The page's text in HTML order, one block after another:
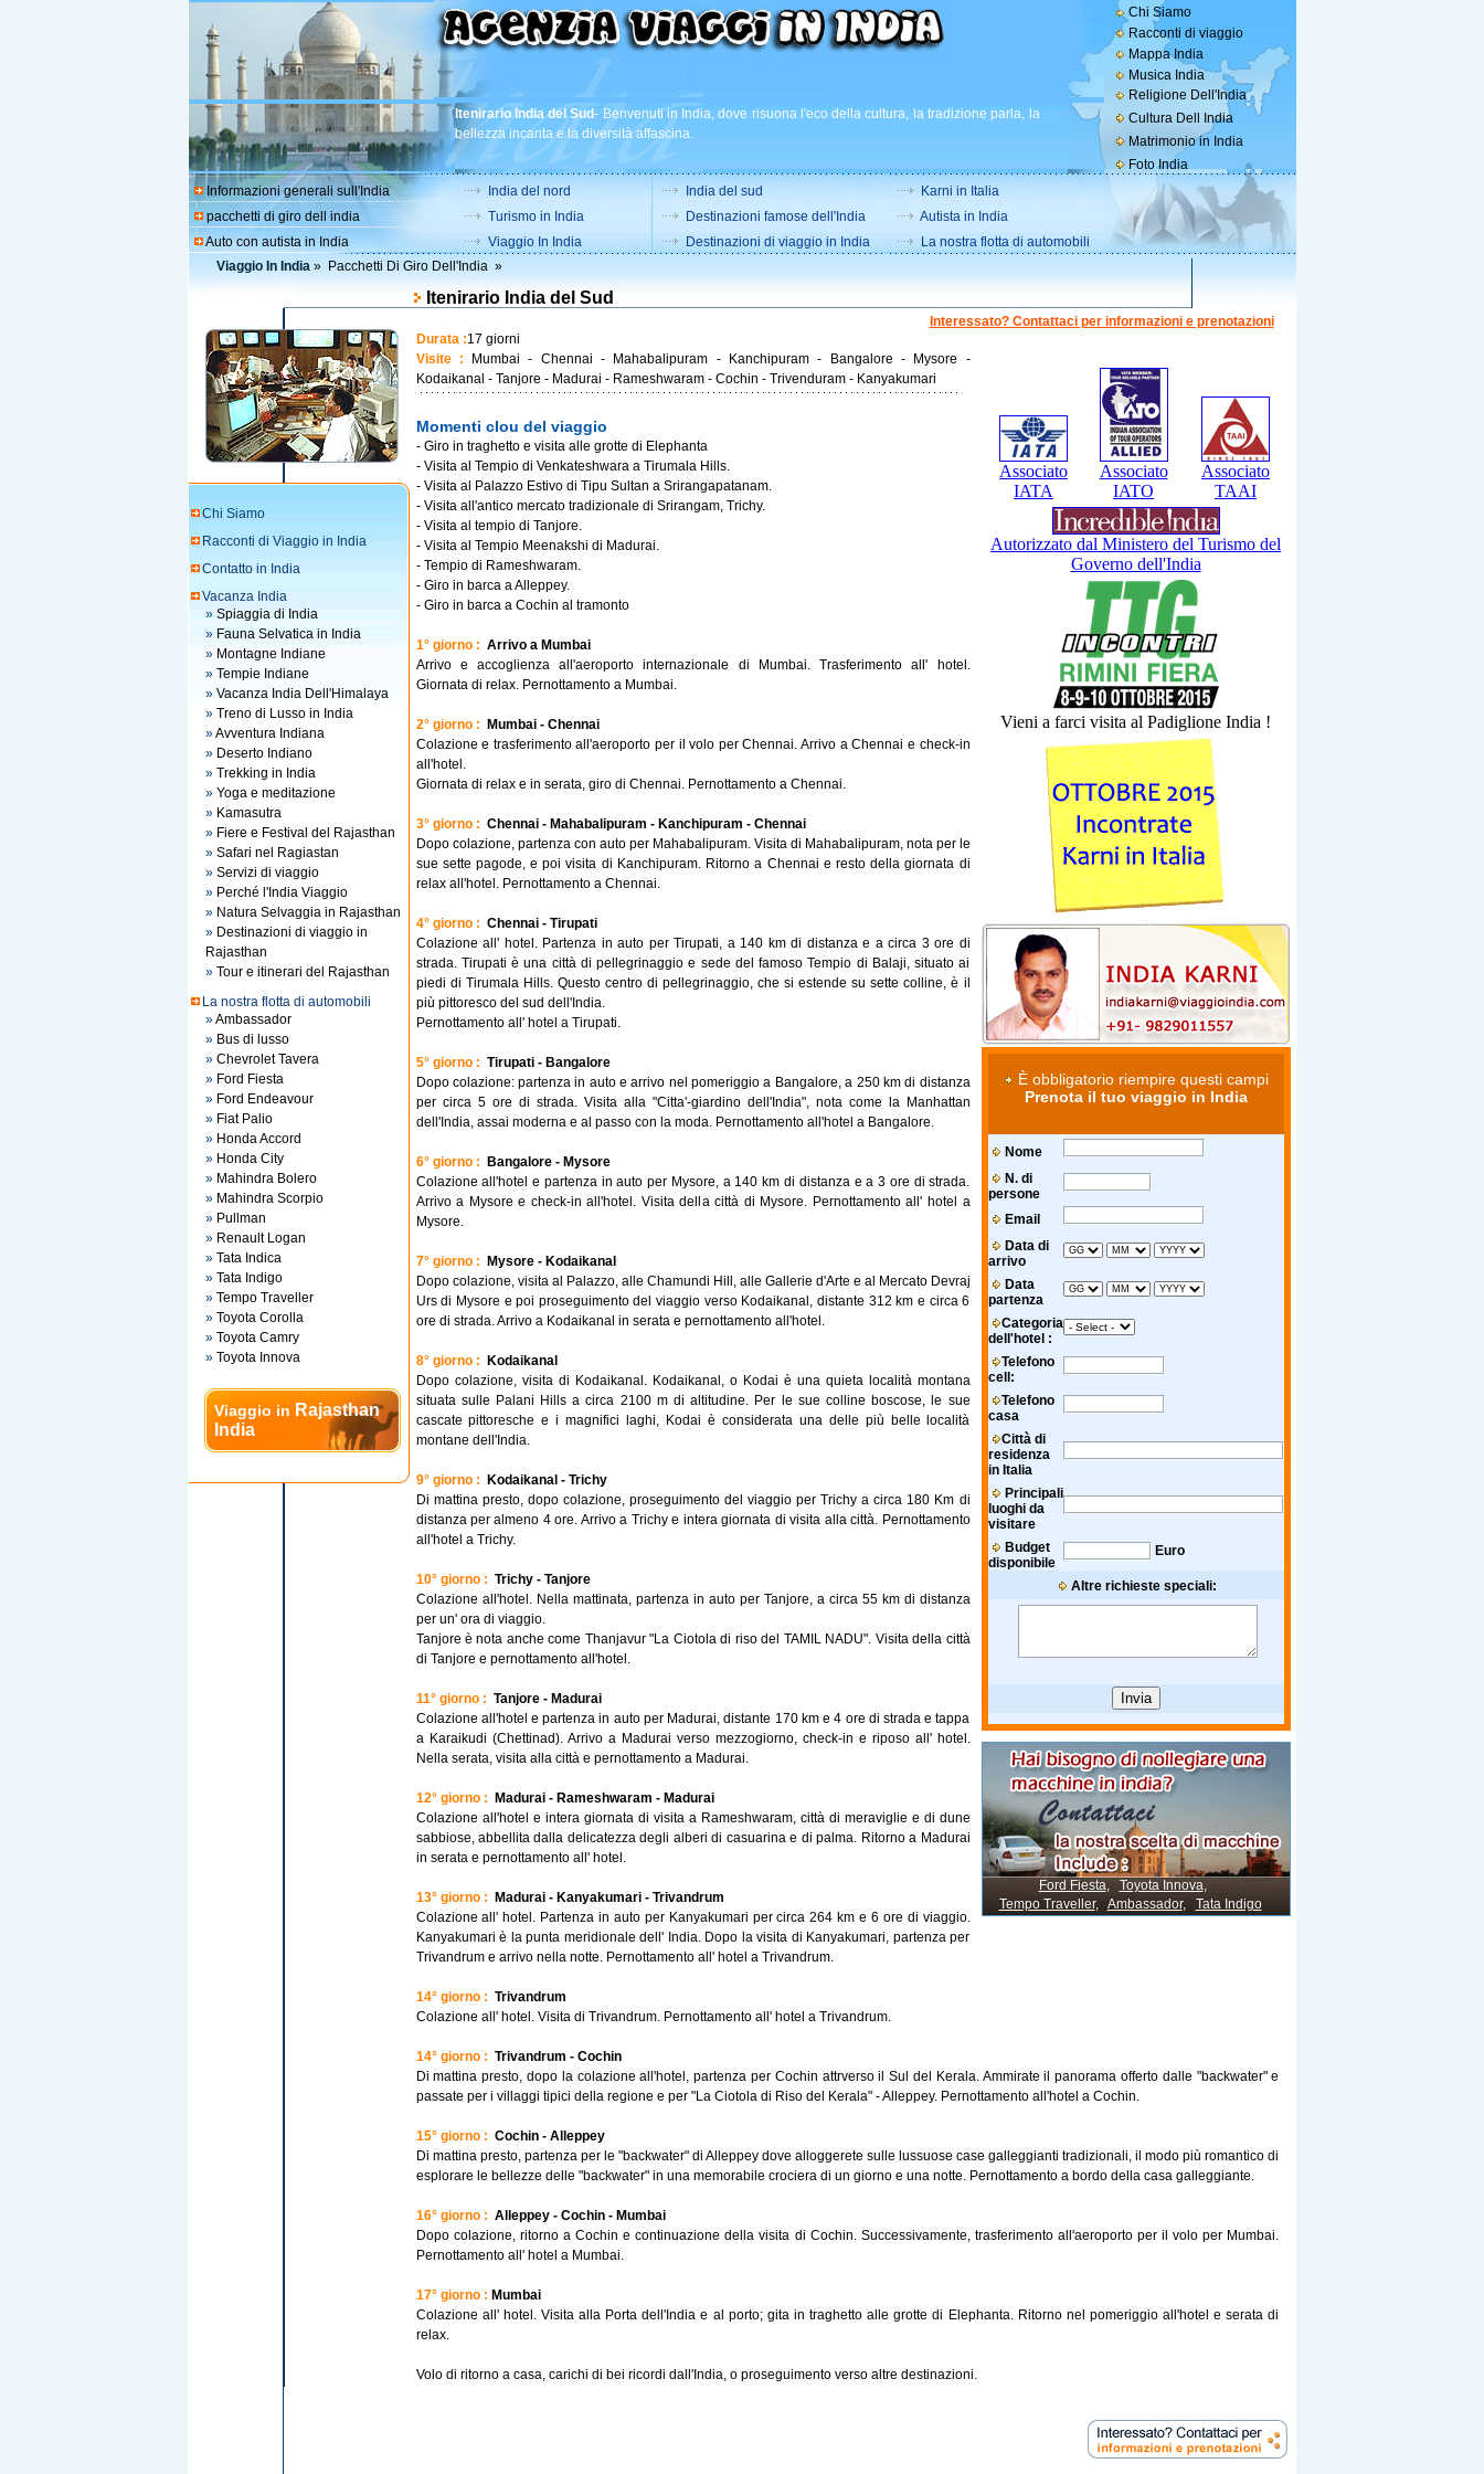
Chi Siamo
Racconti di viaggio
Mappa India
Musica India
Religione Dell'India
Itenirario India del Sud- Benvenuti in India, dove risuona l'eco della cultura, la tradizione parla, la
bellezza incanta e la diversità affascina.
Cultura Dell India
Matrimonio in India
Foto India
Informazioni generali sull'India
pacchetti di giro dell india
Auto con autista in India
India del nord
Turismo in India
Viaggio In India
India del sud
Destinazioni famose dell'India
Destinazioni di viaggio in India
Karni in Italia
Autista in India
La nostra flotta di automobili
Viaggio In India» Pacchetti Di Giro Dell'India»
Itenirario India del Sud
Chi Siamo
Racconti di Viaggio in India
Contatto in India
Vacanza India
» Spiaggia di India
» Fauna Selvatica in India
» Montagne Indiane
» Tempie Indiane
» Vacanza India Dell'Himalaya
» Treno di Lusso in India
»Avventura Indiana
» Deserto Indiano
» Trekking in India
» Yoga e meditazione
» Kamasutra
» Fiere e Festival del Rajasthan
» Safari nel Ragiastan
» Servizi di viaggio
» Perché l'India Viaggio
» Natura Selvaggia in Rajasthan
» Destinazioni di viaggio in
Rajasthan
» Tour e itinerari del Rajasthan
La nostra flotta di automobili
»Ambassador
» Bus di lusso
» Chevrolet Tavera
» Ford Fiesta
» Ford Endeavour
» Fiat Palio
» Honda Accord
» Honda City
» Mahindra Bolero
» Mahindra Scorpio
» Pullman
» Renault Logan
» Tata Indica
» Tata Indigo
» Tempo Traveller
» Toyota Corolla
» Toyota Camry
» Toyota Innova
Viaggio in Rajasthan
India
Interessato? Contattaci per informazioni e prenotazioni
Associato
IATA
Associato
IATO
Associato
TAAI
Autorizzato dal Ministero del Turismo del
Governo dell'India
Vieni a farci visita al Padiglione India !
È obbligatorio riempire questi campi
Prenota il tuo viaggio in India
Nome
N. di
persone
Email
Data di
arrivo
Data
partenza
Categoria
dell'hotel :
Telefono
cell:
Telefono
casa
Città di
residenza
in Italia
Principali
luoghi da
visitare
Budget
disponibile
Euro
Altre richieste speciali:
Ford Fiesta, Toyota Innova,
Tempo Traveller, Ambassador, Tata Indigo
Durata :17 giorni
Visite : Mumbai - Chennai - Mahabalipuram - Kanchipuram - Bangalore - Mysore -
Kodaikanal - Tanjore - Madurai - Rameshwaram - Cochin - Trivenduram - Kanyakumari
Momenti clou del viaggio
- Giro in traghetto e visita alle grotte di Elephanta
- Visita al Tempio di Venkateshwara a Tirumala Hills.
- Visita al Palazzo Estivo di Tipu Sultan a Srirangapatanam.
- Visita all'antico mercato tradizionale di Srirangam, Trichy.
- Visita al tempio di Tanjore.
- Visita al Tempio Meenakshi di Madurai.
- Tempio di Rameshwaram.
- Giro in barca a Alleppey.
- Giro in barca a Cochin al tramonto
1° giorno : Arrivo a Mumbai
Arrivo e accoglienza all'aeroporto internazionale di Mumbai. Trasferimento all' hotel.
Giornata di relax. Pernottamento a Mumbai.
2° giorno :
Mumbai - Chennai
Colazione e trasferimento all'aeroporto per il volo per Chennai. Arrivo a Chennai e check-in
all'hotel.
Giornata di relax e in serata, giro di Chennai. Pernottamento a Chennai.
3° giorno : Chennai - Mahabalipuram - Kanchipuram - Chennai
Dopo colazione, partenza con auto per Mahabalipuram. Visita di Mahabalipuram, nota per le
sue sette pagode, e poi visita di Kanchipuram. Ritorno a Chennai e resto della giornata di
relax all'hotel. Pernottamento a Chennai.
4° giorno : Chennai - Tirupati
Colazione all' hotel. Partenza in auto per Tirupati, a 140 km di distanza e a circa 3 ore di
strada. Tirupati è una città di pellegrinaggio e sede del famoso Tempio di Balaji, situato ai
piedi di Tirumala Hills. Questo centro di pellegrinaggio, che si estende su sette colline, è il
più pittoresco del sud dell'India.
Pernottamento all' hotel a Tirupati.
5° giorno : Tirupati - Bangalore
Dopo colazione: partenza in auto e arrivo nel pomeriggio a Bangalore, a 250 km di distanza
per circa 5 ore di strada. Visita alla "Citta'-giardino dell'India", nota come la Manhattan
dell'India, assai moderna e al passo con la moda. Pernottamento all'hotel a Bangalore.
6° giorno :
Bangalore - Mysore
Colazione all'hotel e partenza in auto per Mysore, a 140 km di distanza e a 3 ore di strada.
Arrivo a Mysore e check-in all'hotel. Visita della città di Mysore. Pernottamento all' hotel a
Mysore.
7° giorno :
Mysore - Kodaikanal
Dopo colazione, visita al Palazzo, alle Chamundi Hill, alle Gallerie d'Arte e al Mercato Devraj
Urs di Mysore e poi proseguimento del viaggio verso Kodaikanal, distante 312 km e circa 6
ore di strada. Arrivo a Kodaikanal in serata e pernottamento all'hotel.
8° giorno :
Kodaikanal
Dopo colazione, visita di Kodaikanal. Kodaikanal, o Kodai è una quieta località montana
situata sulle Palani Hills a circa 2100 m di altitudine. Per le sue colline boscose, le sue
cascate pittoresche e i magnifici laghi, Kodai è considerata una delle più belle località
montane dell'India.
9° giorno :
Kodaikanal - Trichy
Di mattina presto, dopo colazione, proseguimento del viaggio per Trichy a circa 180 Km di
distanza per almeno 4 ore. Arrivo a Trichy e intera giornata di visita alla città. Pernottamento
all'hotel a Trichy.
10° giorno : Trichy - Tanjore
Colazione all'hotel. Nella mattinata, partenza in auto per Tanjore, a circa 55 km di distanza
per un' ora di viaggio.
Tanjore è nota anche come Thanjavur "La Ciotola di riso del TAMIL NADU". Visita della città
di Tanjore e pernottamento all'hotel.
11° giorno : Tanjore - Madurai
Colazione all'hotel e partenza in auto per Madurai, distante 170 km e 4 ore di strada e tappa
a Karaikudi (Chettinad). Arrivo a Madurai verso mezzogiorno, check-in e riposo all' hotel.
Nella serata, visita alla città e pernottamento a Madurai.
12° giorno :
Madurai - Rameshwaram - Madurai
Colazione all'hotel e intera giornata di visita a Rameshwaram, città di meraviglie e di dune
sabbiose, abbellita dalla delicatezza degli alberi di casuarina e di palma. Ritorno a Madurai
in serata e pernottamento all' hotel.
13° giorno :
Madurai - Kanyakumari - Trivandrum
Colazione all' hotel. Partenza in auto per Kanyakumari per circa 264 km e 6 ore di viaggio.
Kanyakumari è la punta meridionale dell' India. Dopo la visita di Kanyakumari, partenza per
Trivandrum e arrivo nella notte. Pernottamento all' hotel a Trivandrum.
14° giorno : Trivandrum
Colazione all' hotel. Visita di Trivandrum. Pernottamento all' hotel a Trivandrum.
14° giorno : Trivandrum - Cochin
Di mattina presto, dopo la colazione all'hotel, partenza per Cochin attrverso il Sul del Kerala. Ammirate il panorama offerto dalle "backwater" e
passate per i villaggi tipici della regione e per "La Ciotola di Riso del Kerala" - Alleppey. Pernottamento all'hotel a Cochin.
15° giorno : Cochin - Alleppey
Di mattina presto, partenza per le "backwater" di Alleppey dove alloggerete sulle lussuose case galleggianti tradizionali, il modo più romantico di
esplorare le bellezze delle "backwater" in una memorabile crociera di un giorno e una notte. Pernottamento a bordo della casa galleggiante.
16° giorno : Alleppey - Cochin - Mumbai
Dopo colazione, ritorno a Cochin e continuazione della visita di Cochin. Successivamente, trasferimento all'aeroporto per il volo per Mumbai.
Pernottamento all' hotel a Mumbai.
17° giorno : Mumbai
Colazione all' hotel. Visita alla Porta dell'India e al porto; gita in traghetto alle grotte di Elephanta. Ritorno nel pomeriggio all'hotel e serata di
relax.
Volo di ritorno a casa, carichi di bei ricordi dall'India, o proseguimento verso altre destinazioni.